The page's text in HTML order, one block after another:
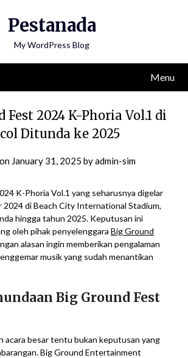
Pestanada
My WordPress Blog
Menu
Fest 2024 K-Phoria Vol.1 di
Ditunda ke 2025
January 31, 2025 byadmin-sim
K-Phoria Vol.1 yang seharusnya digelar
2024 di Beach City International Stadium,
hingga tahun 2025. Keputusan ini
oleh pihak penyelenggara Big Ground
alasan ingin memberikan pengalaman
musik yang sudah menantikan
Big Ground Fest
acara besar tentu bukan keputusan yang
Big Ground Entertainment